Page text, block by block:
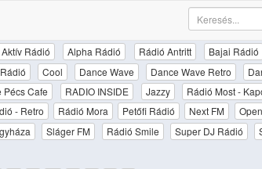
Aktív Rádió Alpha Rádió Rádió Antritt Bajai Rádió
Cool Dance Wave Dance Wave Retro
Pécs Cafe RADIO INSIDE Jazzy Rádió Most -
- Retro Rádió Mora Petőfi Rádió Next FM
Sláger FM Rádió Smile Super DJ Rádió